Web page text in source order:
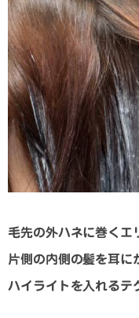
毛先の外ハネに巻くエ
片側の内側の髪を耳に
ハイライトを入れるテ